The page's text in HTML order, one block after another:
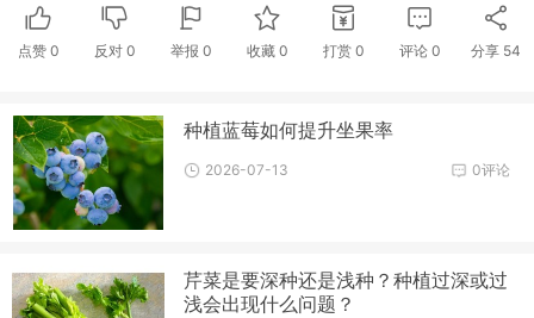
点赞 0 反对 0 举报 0 收藏 0 打赏 0 评论 0 分享 54
种植蓝莓如何提升坐果率
0评论
2026-07-13
芹菜是要深种还是浅种？种植过深或过
浅会出现什么问题？